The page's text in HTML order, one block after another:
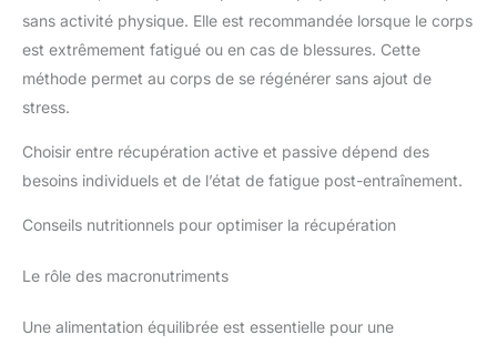
sans activité physique. Elle est recommandée lorsque le corps
est extrêmement fatigué ou en cas de blessures. Cette
méthode permet au corps de se régénérer sans ajout de
stress.
Choisir entre récupération active et passive dépend des
besoins individuels et de l’état de fatigue post-entraînement.
Conseils nutritionnels pour optimiser la récupération
Le rôle des macronutriments
Une alimentation équilibrée est essentielle pour une